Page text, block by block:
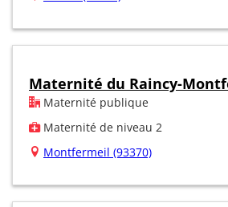
Maternité du Raincy-
Maternité publique
Maternité de niveau 2
Montfermeil (93370)